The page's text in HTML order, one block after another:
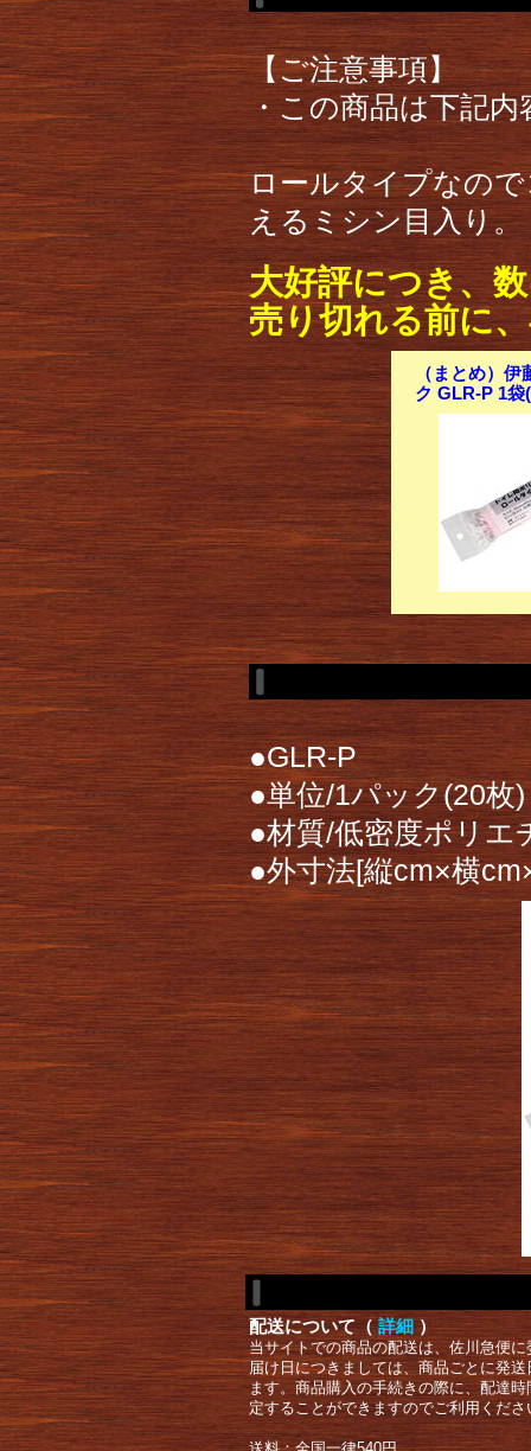
【ご注意事項】
・この商品は下記
ロールタイプなの
えるミシン目入り。
大好評につき、
売り切れる前に
（まとめ）
ク GLR-P 1袋
●GLR-P
●単位/1パック(20枚)
●材質/低密度ポリエ
●外寸法[縦cm×横
配送について（ 詳細 ）
当サイトでの商品の配送は、佐川急便
届け日につきましては、商品ごとに発
ます。商品購入の手続きの際に、配達
定することができますのでご利用くださ